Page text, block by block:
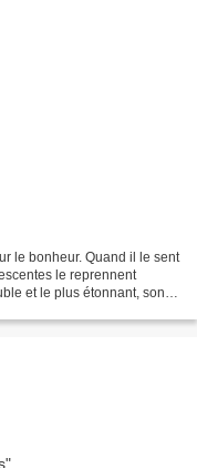
le bonheur. Quand il le sent
le reprennent
et le plus étonnant, son